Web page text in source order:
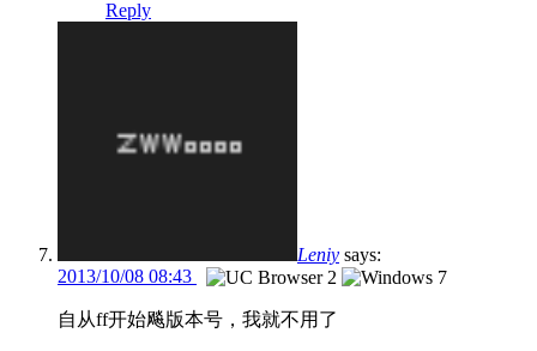
Reply
Leniy says:
2013/10/08 08:43
自从ff开始飚版本号，我就不用了